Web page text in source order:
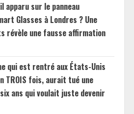
apparu sur le panneau
Glasses à Londres ? Une
révèle une fausse affirmation
qui est rentré aux États-Unis
TROIS fois, aurait tué une
ans qui voulait juste devenir